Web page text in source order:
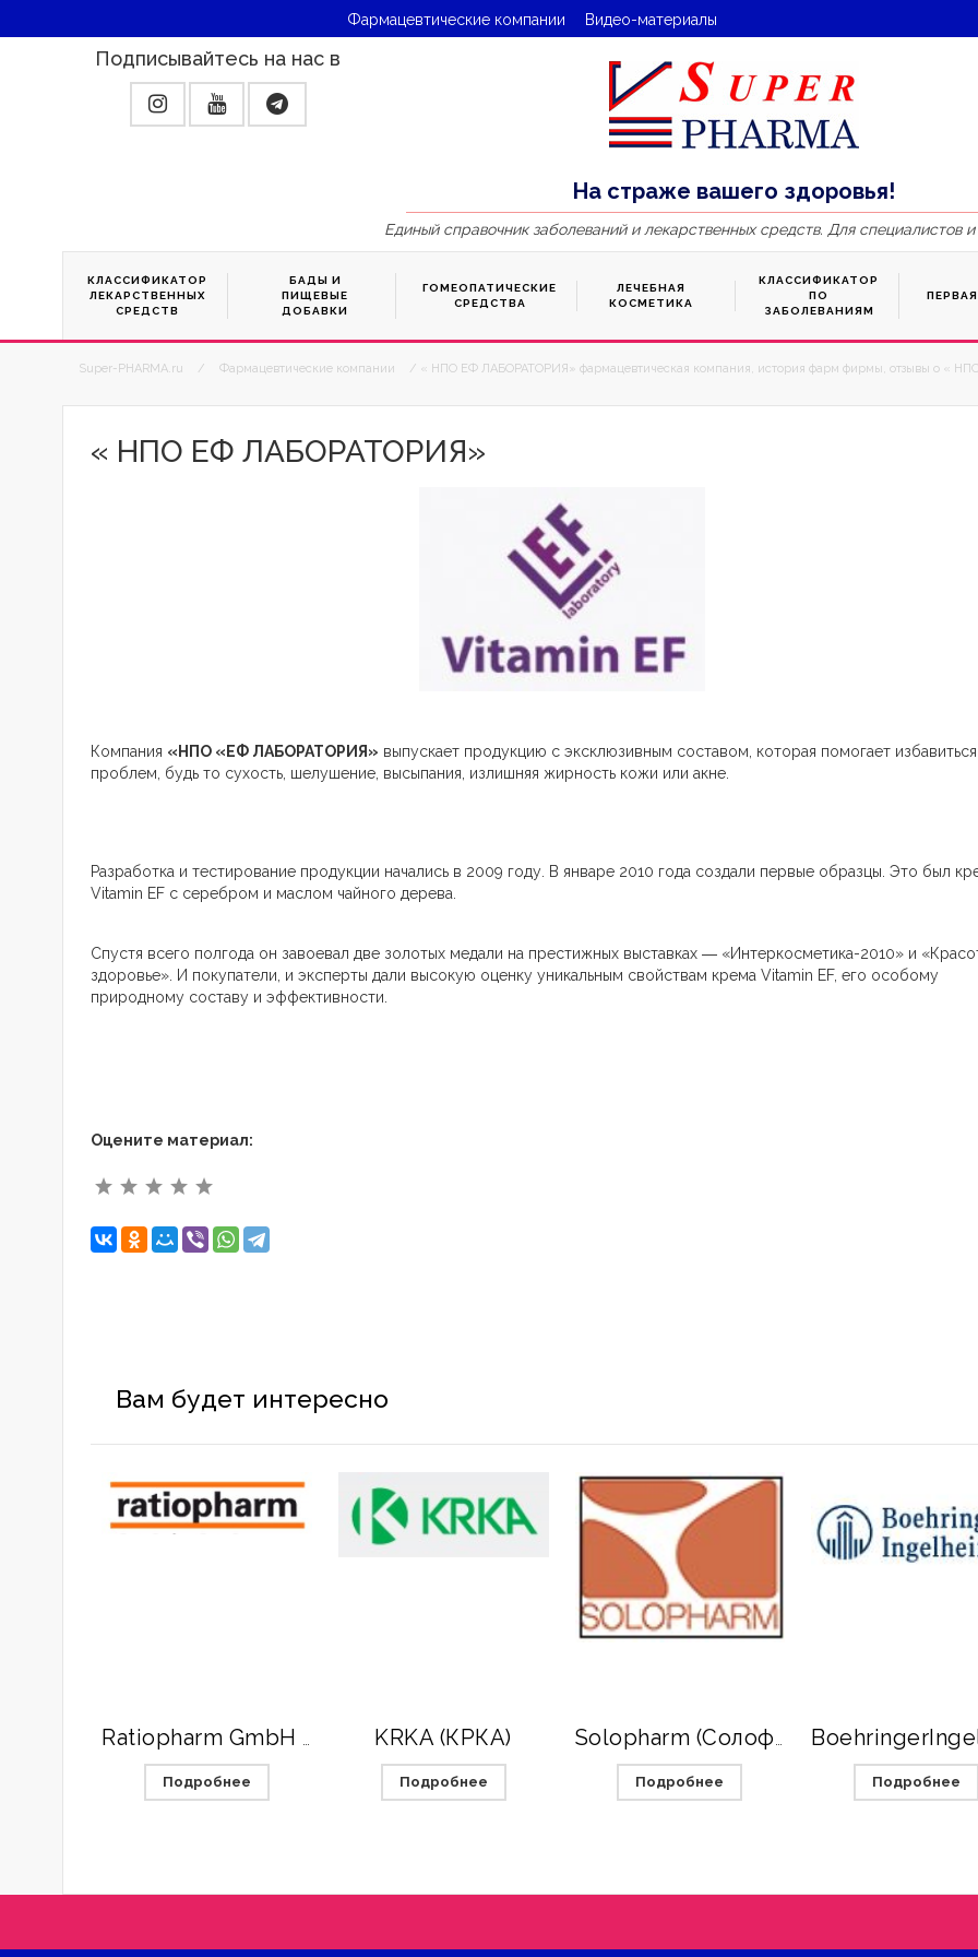
Фармацевтические компании Видео-материалы
Подписывайтесь на нас в
На страже вашего здоровья!
Единый справочник заболеваний и лекарственных средств. Для специалистов
КЛАССИФИКАТОР
ЛЕКАРСТВЕННЫХ
СРЕДСТВ
БАДЫ И
ПИЩЕВЫЕ
ДОБАВКИ
ГОМЕОПАТИЧЕСКИЕ
СРЕДСТВА
ЛЕЧЕБНАЯ
КОСМЕТИКА
КЛАССИФИКАТОР
ПО
ЗАБОЛЕВАНИЯМ
Super-PHARMA.ru / Фармацевтические компании / « НПО ЕФ ЛАБОРАТОРИЯ» фармацевтическая компания, история фарм фирмы, отзывы о «
« НПО ЕФ ЛАБОРАТОРИЯ»
Компания «НПО «ЕФ ЛАБОРАТОРИЯ» выпускает продукцию с эксклюзивным составом, которая помогает
проблем, будь то сухость, шелушение, высыпания, излишняя жирность кожи или акне.
Разработка и тестирование продукции начались в 2009 году. В январе 2010 года создали первые образцы. Это был
Vitamin EF с серебром и маслом чайного дерева.
Спустя всего полгода он завоевал две золотых медали на престижных выставках ― «Интеркосметика-2010» и
здоровье». И покупатели, и эксперты дали высокую оценку уникальным свойствам крема Vitamin EF, его особому
природному составу и эффективности.
Оцените материал:
Вам будет интересно
Ratiopharm GmbH (Германия)
Подробнее
KRKA (КРКА)
Подробнее
Solopharm (Солофарм)
Подробнее Подробнее